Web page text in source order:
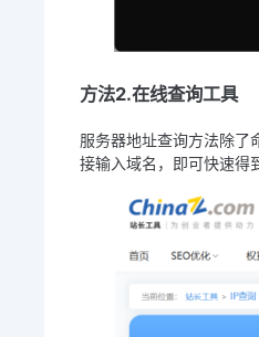
方法2.在线查询工具
服务器地址查询方法除了
接输入域名，即可快速得